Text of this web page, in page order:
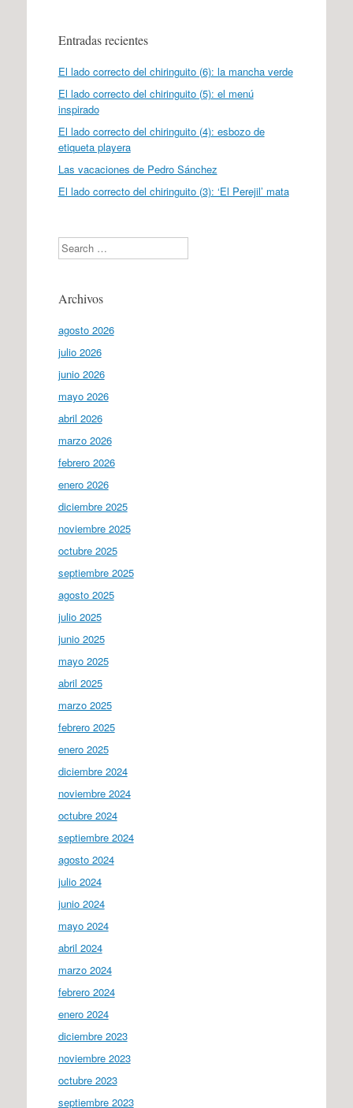
Entradas recientes
El lado correcto del chiringuito (6): la mancha verde
El lado correcto del chiringuito (5): el menú
inspirado
El lado correcto del chiringuito (4): esbozo de
etiqueta playera
Las vacaciones de Pedro Sánchez
El lado correcto del chiringuito (3): ‘El Perejil’ mata
Search
Archivos
agosto 2026
julio 2026
junio 2026
mayo 2026
abril 2026
marzo 2026
febrero 2026
enero 2026
diciembre 2025
noviembre 2025
octubre 2025
septiembre 2025
agosto 2025
julio 2025
junio 2025
mayo 2025
abril 2025
marzo 2025
febrero 2025
enero 2025
diciembre 2024
noviembre 2024
octubre 2024
septiembre 2024
agosto 2024
julio 2024
junio 2024
mayo 2024
abril 2024
marzo 2024
febrero 2024
enero 2024
diciembre 2023
noviembre 2023
octubre 2023
septiembre 2023